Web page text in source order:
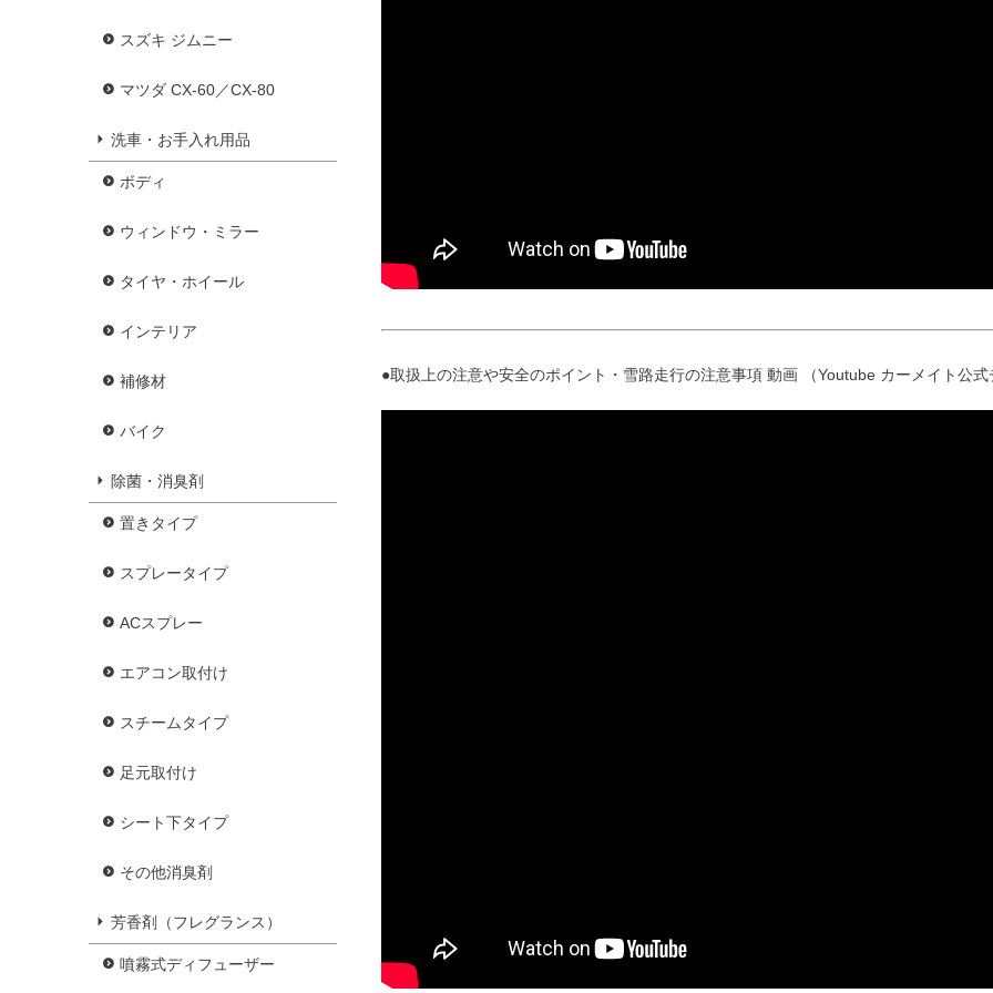
スズキ ジムニー
マツダ CX-60／CX-80
洗車・お手入れ用品
ボディ
ウィンドウ・ミラー
タイヤ・ホイール
インテリア
補修材
バイク
除菌・消臭剤
置きタイプ
スプレータイプ
ACスプレー
エアコン取付け
スチームタイプ
足元取付け
シート下タイプ
その他消臭剤
芳香剤（フレグランス）
噴霧式ディフューザー
●取扱上の注意や安全のポイント・雪路走行の注意事項 動画 （Youtube カーメイト公式